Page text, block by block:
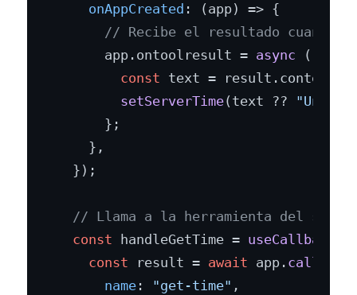
onAppCreated : ( app) => {
// Recibe el resultado cuando
      app.
ontoolresult = async
const text = result. content
setServerTime(text ??
      };
    },
  });
// Llama a la herramienta del
const handleGetTime = useCallback
const result = await app.
name : "get-time" ,